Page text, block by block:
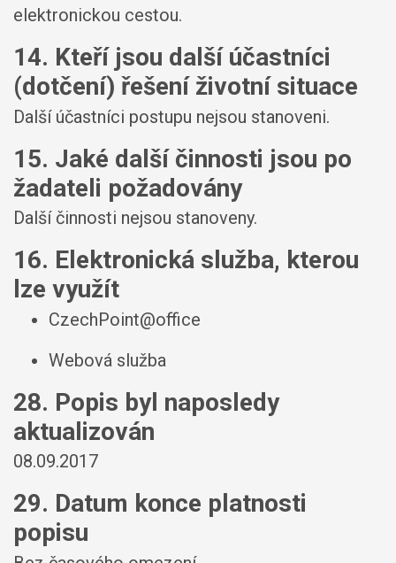
elektronickou cestou.
14. Kteří jsou další účastníci
(dotčení) řešení životní situace
Další účastníci postupu nejsou stanoveni.
15. Jaké další činnosti jsou po
žadateli požadovány
Další činnosti nejsou stanoveny.
16. Elektronická služba, kterou
lze využít
CzechPoint@office
Webová služba
28. Popis byl naposledy
aktualizován
08.09.2017
29. Datum konce platnosti
popisu